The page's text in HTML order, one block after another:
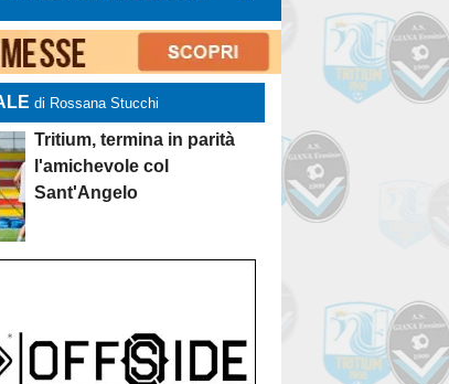
di Rossana Stucchi
Tritium, termina in parità
l'amichevole col
Sant'Angelo